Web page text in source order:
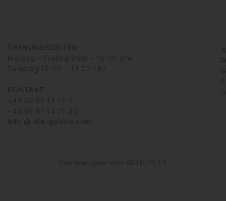
ÖFFNUNGSZEITEN
Montag – Freitag 9:00 – 18:00 Uhr
Samstag 10:00 – 14:00 Uhr
KONTAKT
+49 69 97 14 71 0
+49 69 97 14 71 20
info @ die-galerie.com
Site managed with ARTBUTLER